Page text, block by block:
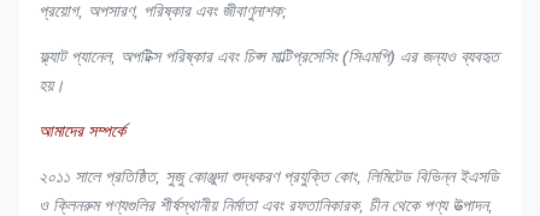
/ 120
ওয়াইপার
বুনন
ভাগ
পলেস্টার
গ্রাম /
প্রয়োগ, অপসারণ, পরিষ্কার এবং জীবাণুনাশক;
ফ্ল্যাট প্যানেল, অপটিক্স পরিষ্কার এবং চিপ্স মাল্টিপ্রসেসিং (সিএমপি) এর জন্যও ব্যবহৃত
হয়।
আমাদের সম্পর্কে
২০১১ সালে প্রতিষ্ঠিত, সুজু কোঞ্জুদা শুদ্ধকরণ প্রযুক্তি কোং, লিমিটেড বিভিন্ন ইএসডি
ও ক্লিনরুম পণ্যগুলির শীর্ষস্থানীয় নির্মাতা এবং রফতানিকারক, চীন থেকে পণ্য উত্পাদন,